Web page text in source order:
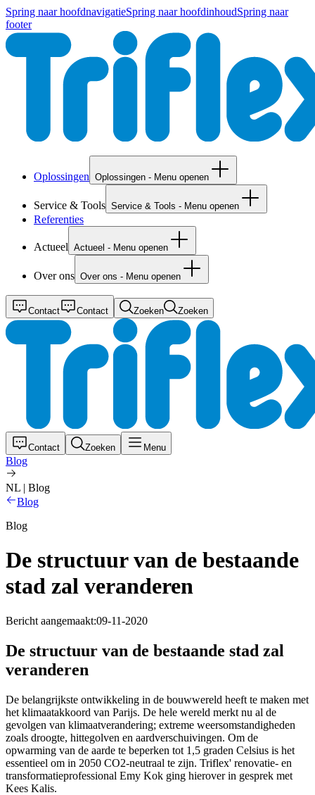
Spring naar hoofdnavigatieSpring naar hoofdinhoudSpring naar
footer
Oplossingen Oplossingen - Menu openen
Service & Tools Service & Tools - Menu openen
Referenties
Actueel Actueel - Menu openen
Over ons Over ons - Menu openen
Contact Contact Zoeken Zoeken
Contact Zoeken Menu
Blog
NL | Blog
Blog
Blog
De structuur van de bestaande
stad zal veranderen
Bericht aangemaakt:09-11-2020
De structuur van de bestaande stad zal
veranderen
De belangrijkste ontwikkeling in de bouwwereld heeft te maken met
het klimaatakkoord van Parijs. De hele wereld merkt nu al de
gevolgen van klimaatverandering; extreme weersomstandigheden
zoals droogte, hittegolven en aardverschuivingen. Om de
opwarming van de aarde te beperken tot 1,5 graden Celsius is het
essentieel om in 2050 CO2-neutraal te zijn. Triflex' renovatie- en
transformatieprofessional Emy Kok ging hierover in gesprek met
Kees Kalis.